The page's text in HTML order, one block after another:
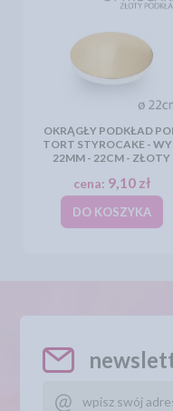
OKRĄGŁY PODKŁAD
TORT STYROCAKE -
22MM - 22CM - ZŁOTY
cena: 9,10 zł
DO KOSZYKA